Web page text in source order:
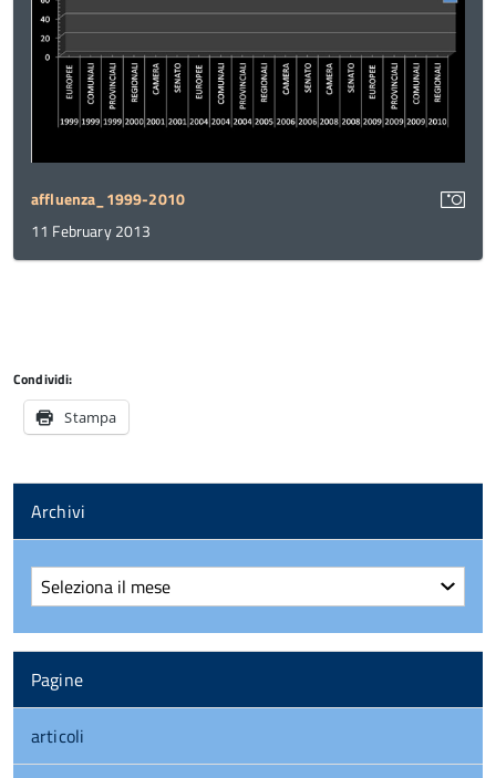
affluenza_1999-2010
11 February 2013
Condividi:
Stampa
Archivi
Archivi
Pagine
articoli